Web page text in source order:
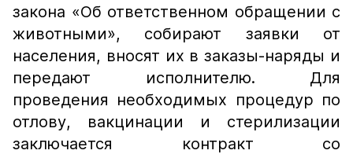
закона «Об ответственном обращении с
животными», собирают заявки от
населения, вносят их в заказы-наряды и
передают исполнителю. Для
проведения необходимых процедур по
отлову, вакцинации и стерилизации
заключается контракт со